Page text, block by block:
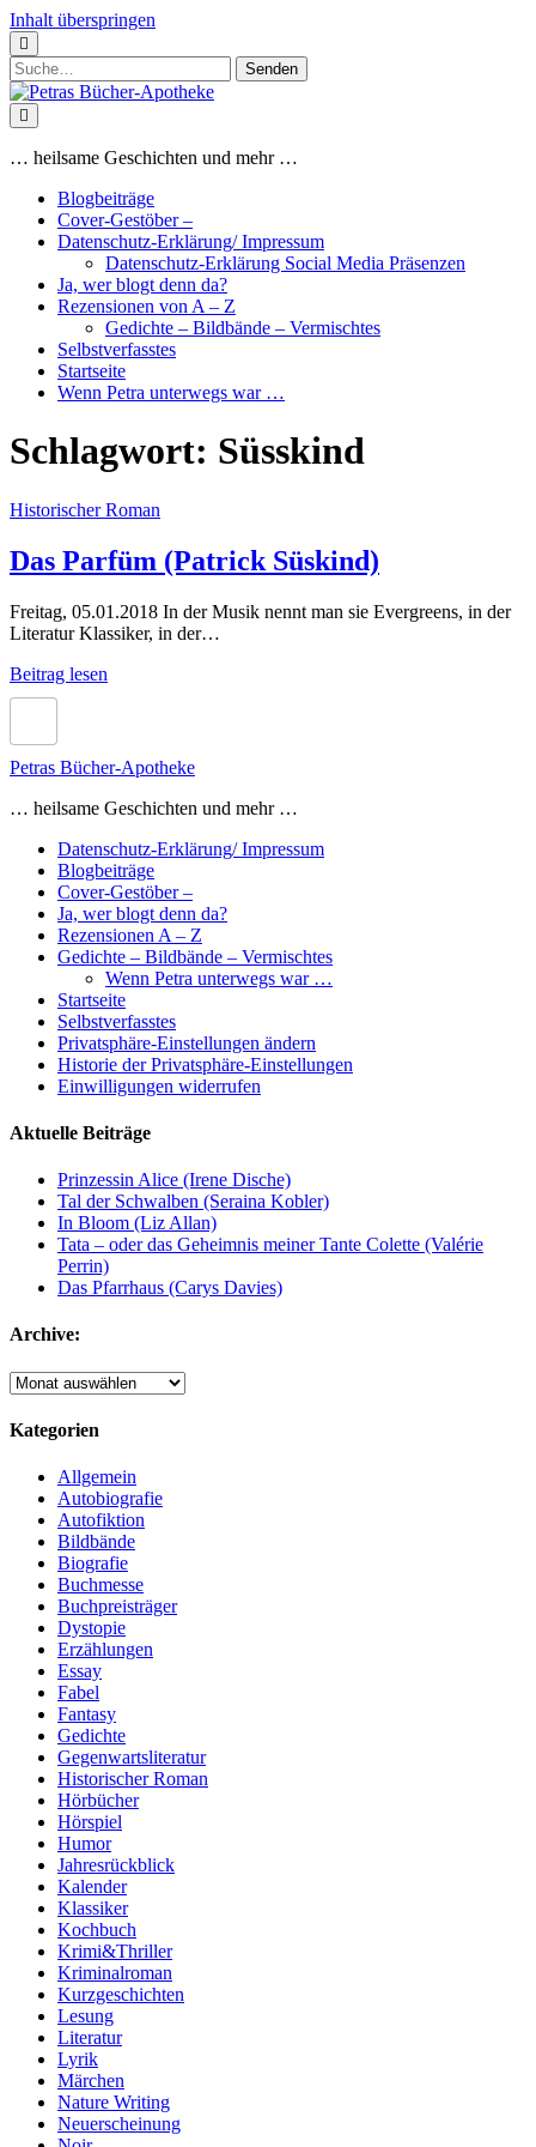
Inhalt überspringen
Suchen
nach:
Petras
Bücher-
Apotheke
… heilsame Geschichten und mehr …
Blogbeiträge
Cover-Gestöber –
Datenschutz-Erklärung/ Impressum
Datenschutz-Erklärung Social Media Präsenzen
Ja, wer blogt denn da?
Rezensionen von A – Z
Gedichte – Bildbände – Vermischtes
Selbstverfasstes
Startseite
Wenn Petra unterwegs war …
Schlagwort: Süsskind
Historischer Roman
Das Parfüm (Patrick Süskind)
Freitag, 05.01.2018 In der Musik nennt man sie Evergreens, in der
Literatur Klassiker, in der…
Beitrag lesen
Petras Bücher-Apotheke
… heilsame Geschichten und mehr …
Datenschutz-Erklärung/ Impressum
Blogbeiträge
Cover-Gestöber –
Ja, wer blogt denn da?
Rezensionen A – Z
Gedichte – Bildbände – Vermischtes
Wenn Petra unterwegs war …
Startseite
Selbstverfasstes
Privatsphäre-Einstellungen ändern
Historie der Privatsphäre-Einstellungen
Einwilligungen widerrufen
Aktuelle Beiträge
Prinzessin Alice (Irene Dische)
Tal der Schwalben (Seraina Kobler)
In Bloom (Liz Allan)
Tata – oder das Geheimnis meiner Tante Colette (Valérie
Perrin)
Das Pfarrhaus (Carys Davies)
Archive:
Archive:
Kategorien
Allgemein
Autobiografie
Autofiktion
Bildbände
Biografie
Buchmesse
Buchpreisträger
Dystopie
Erzählungen
Essay
Fabel
Fantasy
Gedichte
Gegenwartsliteratur
Historischer Roman
Hörbücher
Hörspiel
Humor
Jahresrückblick
Kalender
Klassiker
Kochbuch
Krimi&Thriller
Kriminalroman
Kurzgeschichten
Lesung
Literatur
Lyrik
Märchen
Nature Writing
Neuerscheinung